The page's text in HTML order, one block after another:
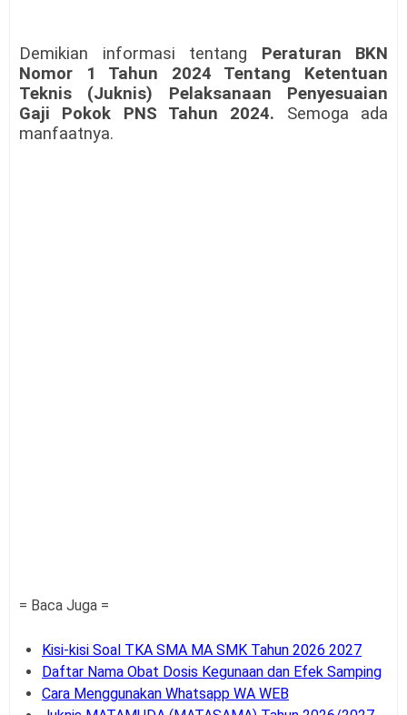
Demikian informasi tentang Peraturan BKN
Nomor 1 Tahun 2024 Tentang Ketentuan
Teknis (Juknis) Pelaksanaan Penyesuaian
Gaji Pokok PNS Tahun 2024. Semoga ada
manfaatnya.
= Baca Juga =
Kisi-kisi Soal TKA SMA MA SMK Tahun 2026 2027
Daftar Nama Obat Dosis Kegunaan dan Efek Samping
Cara Menggunakan Whatsapp WA WEB